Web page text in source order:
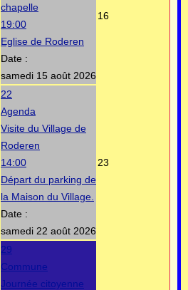
chapelle
19:00
Eglise de Roderen
Date :
samedi 15 août 2026
16
22
Agenda
Visite du Village de
Roderen
14:00
Départ du parking de
la Maison du Village.
Date :
samedi 22 août 2026
23
29
Commune
Journée citoyenne